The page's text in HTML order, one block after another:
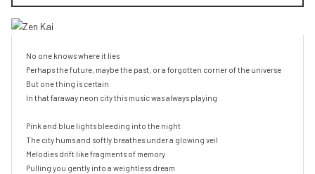
No one knows where it lies
Perhaps the future, maybe the past, or a forgotten corner of the universe
But one thing is certain
In that faraway neon city this music was always playing
Pink and blue lights bleeding into the night
The city hums and softly breathes under a glowing veil
Melodies drift like fragments of memory
Pulling you gently into a weightless dream